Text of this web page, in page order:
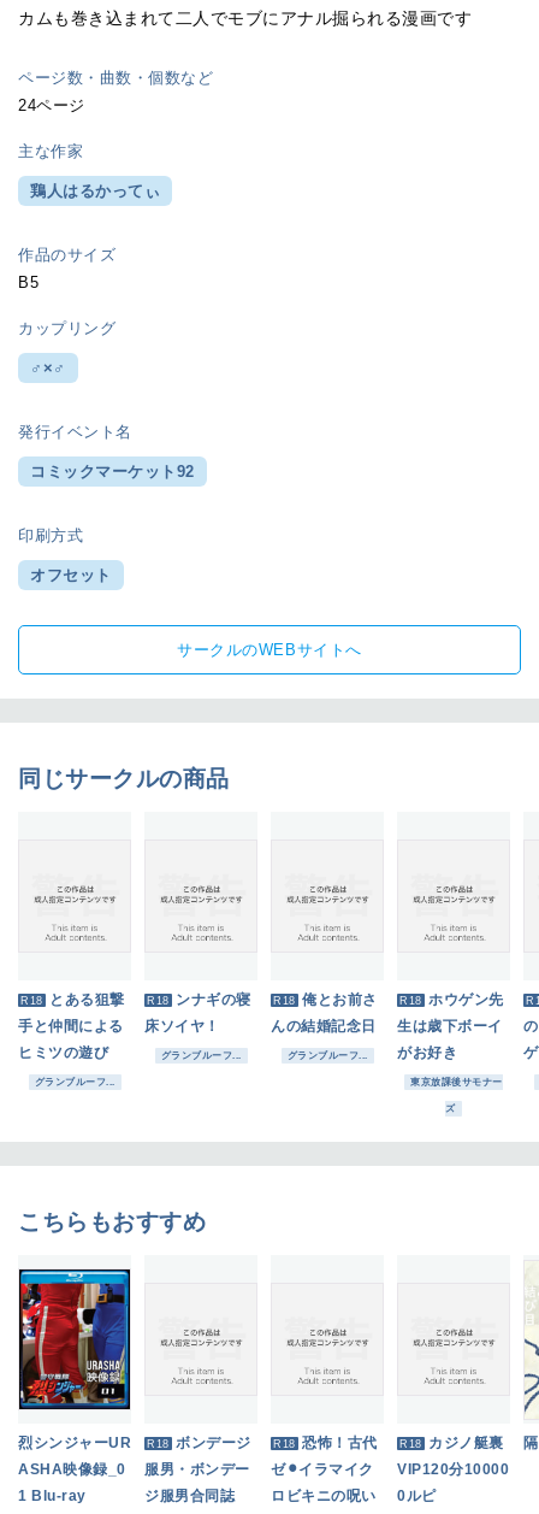
カムも巻き込まれて二人でモブにアナル掘られる漫画です
ページ数・曲数・個数など
24ページ
主な作家
鶏人はるかってぃ
作品のサイズ
B5
カップリング
♂×♂
発行イベント名
コミックマーケット92
印刷方式
オフセット
サークルのWEBサイトへ
同じサークルの商品
R18 とある狙撃
手と仲間による
ヒミツの遊び
グランブルーフ...
R18 ンナギの寝
床ソイヤ！
グランブルーフ...
R18 俺とお前さ
んの結婚記念日
グランブルーフ...
R18 ホウゲン先
生は歳下ボーイ
がお好き
東京放課後サモナー
ズ
こちらもおすすめ
烈シンジャーUR
ASHA映像録_0
1 Blu-ray
R18 ボンデージ
服男・ボンデー
ジ服男合同誌
R18 恐怖！古代
ゼ⚫︎イラマイク
ロビキニの呪い
R18 カジノ艇裏
VIP120分10000
0ルピ